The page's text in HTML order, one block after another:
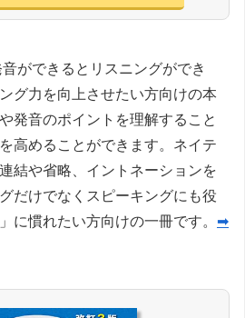
音ができるとリスニングができ
グ力を向上させたい方向けの本
発音のポイントを理解すること
高めることができます。ネイテ
結や省略、イントネーションを
だけでなくスピーキングにも役
に慣れたい方向けの一冊です。 ➡